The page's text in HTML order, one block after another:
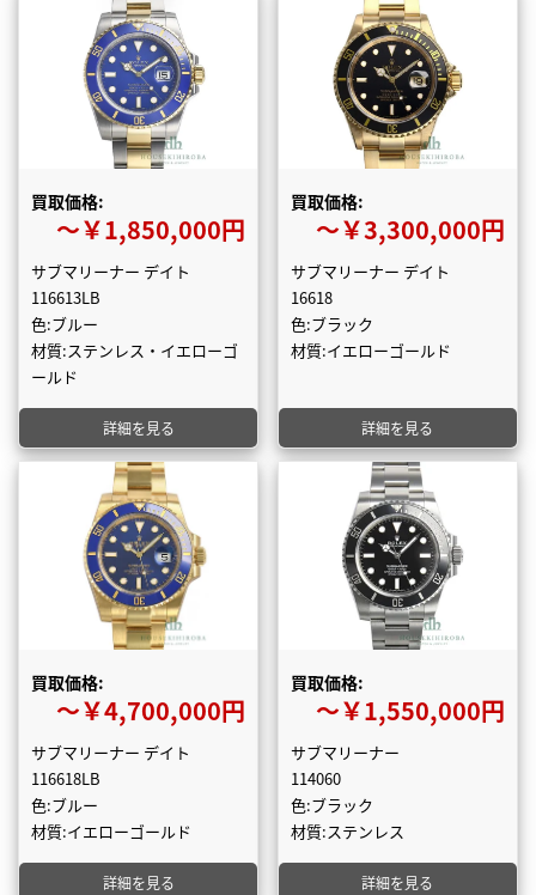
買取価格:
〜￥1,850,000円
サブマリーナー デイト
116613LB
色:ブルー
材質:ステンレス・イエローゴ
ールド
詳細を見る
買取価格:
〜￥3,300,000円
サブマリーナー デイト
16618
色:ブラック
材質:イエローゴールド
詳細を見る
買取価格:
〜￥4,700,000円
サブマリーナー デイト
116618LB
色:ブルー
材質:イエローゴールド
詳細を見る
買取価格:
〜￥1,550,000円
サブマリーナー
114060
色:ブラック
材質:ステンレス
詳細を見る